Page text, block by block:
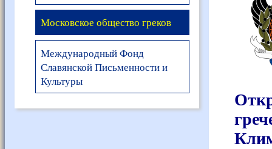
Московское общество греков
Международный Фонд
Славянской Письменности и
Культуры